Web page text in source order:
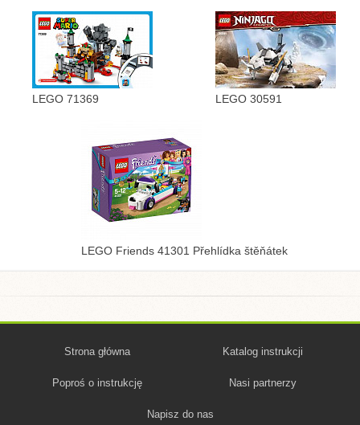
LEGO 71369 LEGO 30591
LEGO Friends 41301 Přehlídka štěňátek
Strona główna Katalog instrukcji
Poproś o instrukcję Nasi partnerzy
Napisz do nas